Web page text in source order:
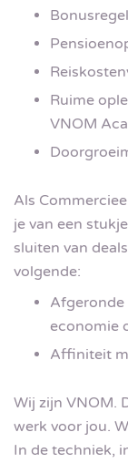
Ruime
VNOM
Als
je van een
sluiten van
volgende:
economie
Affiniteit
Wij zijn VNOM.
werk voor jou.
In de techniek,